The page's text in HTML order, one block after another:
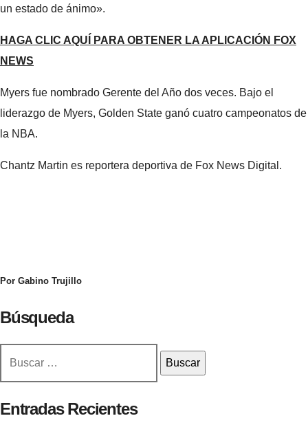
un estado de ánimo».
HAGA CLIC AQUÍ PARA OBTENER LA APLICACIÓN FOX
NEWS
Myers fue nombrado Gerente del Año dos veces. Bajo el
liderazgo de Myers, Golden State ganó cuatro campeonatos de
la NBA.
Chantz Martin es reportera deportiva de Fox News Digital.
Por Gabino Trujillo
Búsqueda
Entradas Recientes